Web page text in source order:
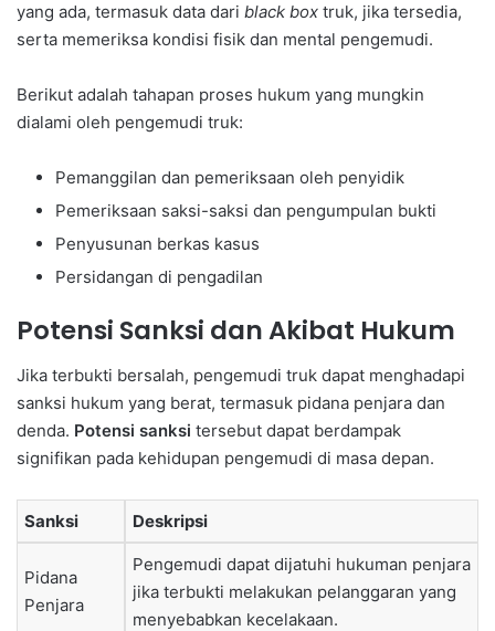
yang ada, termasuk data dari black box truk, jika tersedia,
serta memeriksa kondisi fisik dan mental pengemudi.
Berikut adalah tahapan proses hukum yang mungkin
dialami oleh pengemudi truk:
Pemanggilan dan pemeriksaan oleh penyidik
Pemeriksaan saksi-saksi dan pengumpulan bukti
Penyusunan berkas kasus
Persidangan di pengadilan
Potensi Sanksi dan Akibat Hukum
Jika terbukti bersalah, pengemudi truk dapat menghadapi
sanksi hukum yang berat, termasuk pidana penjara dan
denda. Potensi sanksi tersebut dapat berdampak
signifikan pada kehidupan pengemudi di masa depan.
Sanksi Deskripsi
Pidana
Penjara
Pengemudi dapat dijatuhi hukuman penjara
jika terbukti melakukan pelanggaran yang
menyebabkan kecelakaan.